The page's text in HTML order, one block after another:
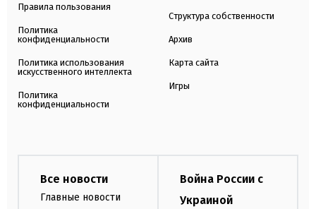
Правила пользования
Политика
конфиденциальности
Политика использования
искусственного интеллекта
Политика
конфиденциальности
Структура собственности
Архив
Карта сайта
Игры
Все новости
Главные новости
Война России с
Украиной